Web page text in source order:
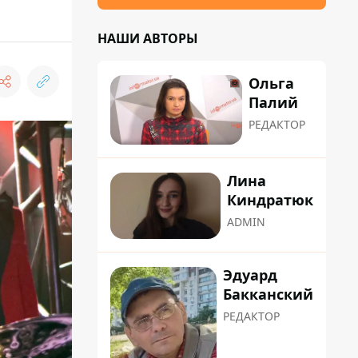
НАШИ АВТОРЫ
Ольга
Палий
РЕДАКТОР
Лина
Киндратюк
ADMIN
Эдуард
Бакканский
РЕДАКТОР